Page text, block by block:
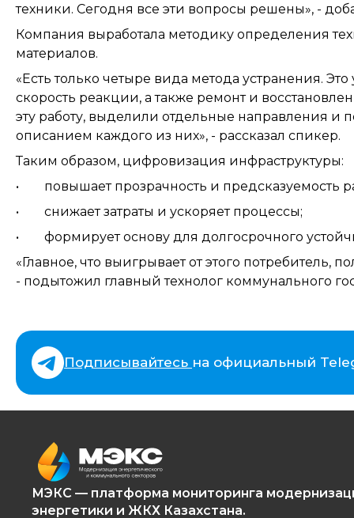
техники. Сегодня все эти вопросы решены», -
Компания выработала методику определения
материалов.
«Есть только четыре вида метода устранения.
скорость реакции, а также ремонт и
эту работу, выделили отдельные направления
описанием каждого из них», - рассказал спикер.
Таким образом, цифровизация инфраструктуры:
• повышает прозрачность и предсказуемость
• снижает затраты и ускоряет процессы;
• формирует основу для долгосрочного
«Главное, что выигрывает от этого потребитель,
- подытожил главный технолог коммунального
Подписывайтесь на официальный
МЭКС — платформа мониторинга
энергетики и ЖКХ Казахстана.